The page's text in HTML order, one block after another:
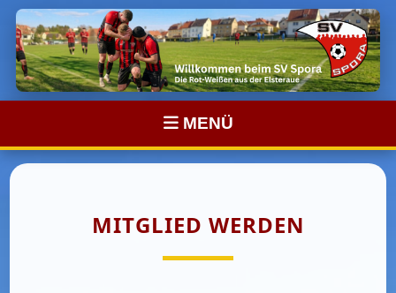
MENÜ
MITGLIED WERDEN